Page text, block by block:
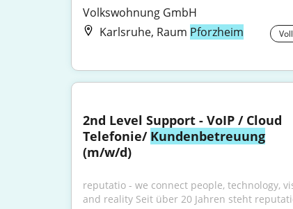
Volkswohnung GmbH
Karlsruhe, Raum Pforzheim
2nd Level Support - VoIP / Cloud
Telefonie/ Kundenbetreuung
(m/w/d)
reputatio - we connect people, technology,
and reality Seit über 20 Jahren steht